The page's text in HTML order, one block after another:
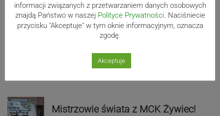
Sport
Rekord – Stal 3:1 | ZDJĘCIA
Mistrzowie świata z MCK Żywiec!
informacji związanych z przetwarzaniem danych osobowych
znajdą Państwo w naszej Polityce Prywatności. Naciśniecie
przycisku "Akceptuje" w tym oknie informacyjnym, oznacza
zgodę.
Akceptuje